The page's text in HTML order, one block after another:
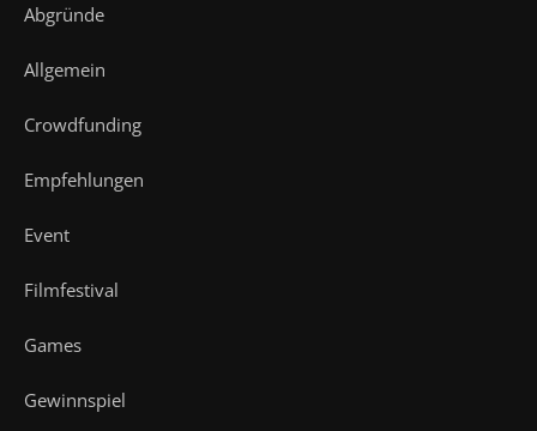
Abgründe
Allgemein
Crowdfunding
Empfehlungen
Event
Filmfestival
Games
Gewinnspiel